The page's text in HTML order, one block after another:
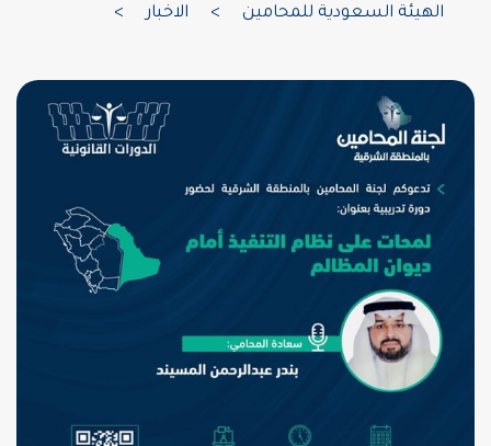
الهيئة السعودية للمحامين الاخبار